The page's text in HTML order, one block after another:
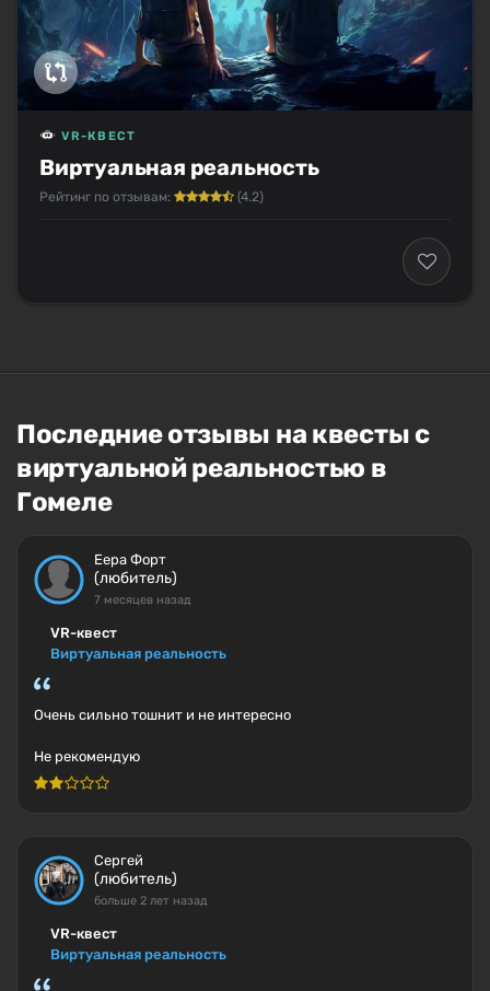
Виртуальная реальность
VR-КВЕСТ
Рейтинг по отзывам: (4.2)
Последние отзывы на квесты с
виртуальной реальностью в
Гомеле
Еера Форт
(любитель)
7 месяцев назад
VR-квест
Виртуальная реальность
Очень сильно тошнит и не интересно
Не рекомендую
Сергей
(любитель)
больше 2 лет назад
VR-квест
Виртуальная реальность